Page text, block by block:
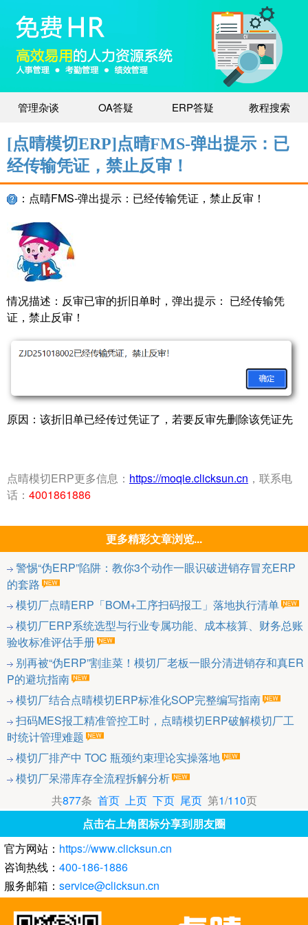
管理杂谈 OA答疑 ERP答疑 教程搜索
[点晴模切ERP]点晴FMS-弹出提示：已
经传输凭证，禁止反审！
：点晴FMS-弹出提示：已经传输凭证，禁止反审！
情况描述：反审已审的折旧单时，弹出提示： 已经传输凭
证，禁止反审！
原因：该折旧单已经传过凭证了，若要反审先删除该凭证先
点晴模切ERP更多信息： https://moqie.clicksun.cn ，联系电
话： 4001861886
更多精彩文章浏览...
警惕“伪ERP”陷阱：教你3个动作一眼识破进销存冒充ERP
的套路
模切厂点晴ERP「BOM+工序扫码报工」落地执行清单
模切厂ERP系统选型与行业专属功能、成本核算、财务总账
验收标准评估手册
别再被“伪ERP”割韭菜！模切厂老板一眼分清进销存和真ER
P的避坑指南
模切厂结合点晴模切ERP标准化SOP完整编写指南
扫码MES报工精准管控工时，点晴模切ERP破解模切厂工
时统计管理难题
模切厂排产中 TOC 瓶颈约束理论实操落地
模切厂呆滞库存全流程拆解分析
共877条 首页 上页 下页 尾页第1/110页
点击右上角图标分享到朋友圈
官方网站： https://www.clicksun.cn
咨询热线： 400-186-1886
服务邮箱： service@clicksun.cn